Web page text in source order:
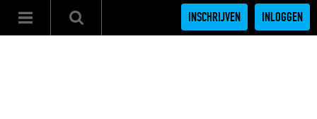
INSCHRIJVEN INLOGGEN